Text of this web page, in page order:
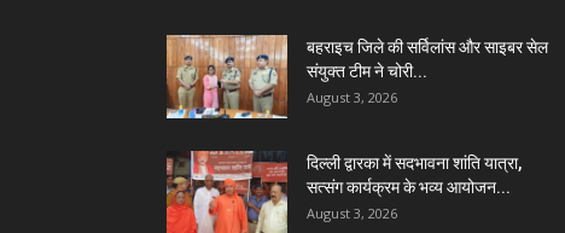
बहराइच जिले की सर्विलांस और साइबर सेल
संयुक्त टीम ने चोरी...
August 3, 2026
दिल्ली द्वारका में सदभावना शांति यात्रा,
सत्संग कार्यक्रम के भव्य आयोजन...
August 3, 2026